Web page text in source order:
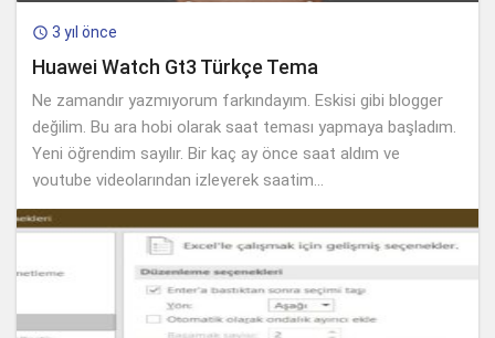
 3 yıl önce
Huawei Watch Gt3 Türkçe Tema
Ne zamandır yazmıyorum farkındayım. Eskisi gibi blogger
değilim. Bu ara hobi olarak saat teması yapmaya başladım.
Yeni öğrendim sayılır. Bir kaç ay önce saat aldım ve
youtube videolarından izleyerek saatim...